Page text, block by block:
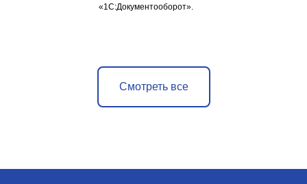
«1С:Документооборот».
Смотреть все